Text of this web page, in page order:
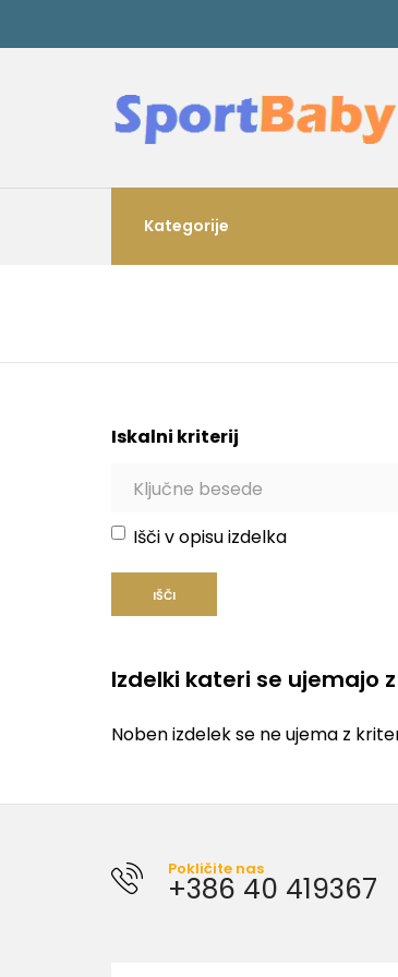
Kategorije
Iskalni kriterij
Išči v opisu izdelka
Izdelki kateri se ujemajo
Noben izdelek se ne ujema z
Pokličite nas
+386 40 419367